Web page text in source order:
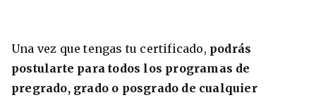
Una vez que tengas tu certificado, podrás
postularte para todos los programas de
pregrado, grado o posgrado de cualquier